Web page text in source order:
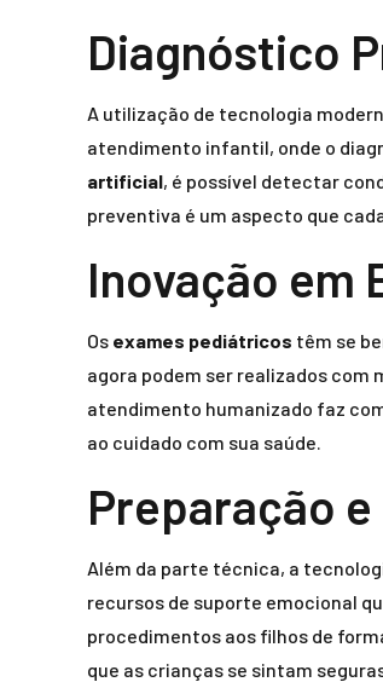
Diagnóstico
A utilização de tecnologia
atendimento infantil, onde o
artificial, é possível detectar
preventiva é um aspecto que
Inovação em
Os exames pediátricos têm se
agora podem ser realizados com
atendimento humanizado faz
ao cuidado com sua saúde.
Preparação
Além da parte técnica, a
recursos de suporte emocional
procedimentos aos filhos de
que as crianças se sintam